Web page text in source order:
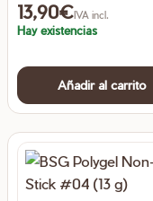
13,90€IVA incl.
Hay existencias
Añadir al carrito